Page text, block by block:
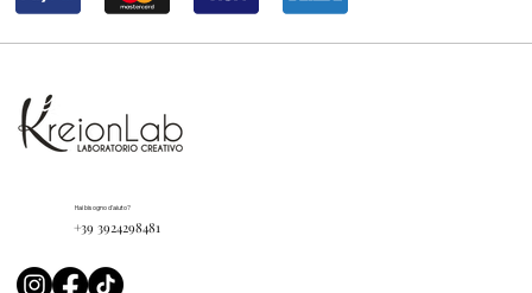
Hai bisogno d'aiuto?
+39 3924298481